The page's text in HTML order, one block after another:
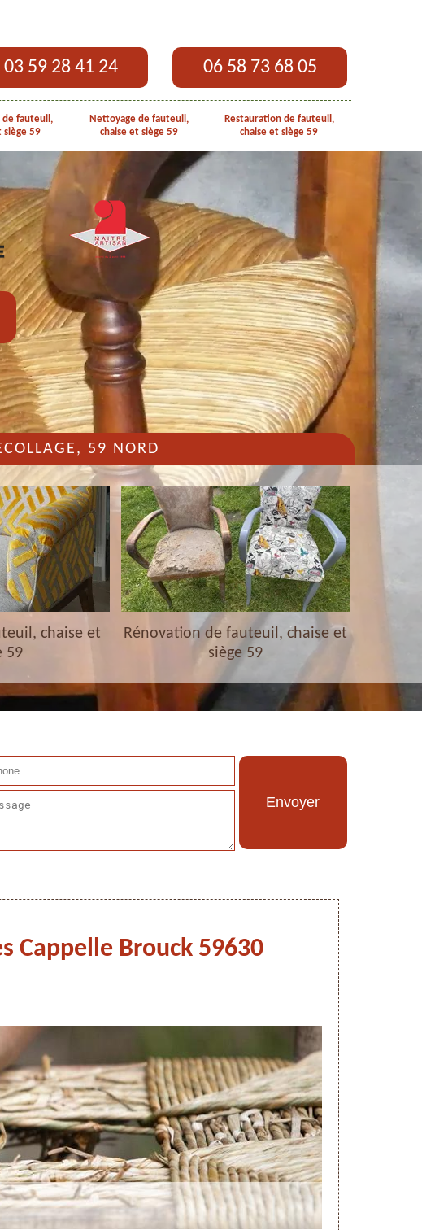
03 59 28 41 24 06 58 73 68 05
de fauteuil,
siège 59
Nettoyage de fauteuil,
chaise et siège 59
Restauration de fauteuil,
chaise et siège 59
59 NORD
chaise et
59
Rénovation de fauteuil, chaise et
siège 59
Cappelle Brouck 59630